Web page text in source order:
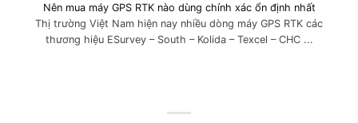
Nên mua máy GPS RTK nào dùng chính xác ổn định nhất
Thị trường Việt Nam hiện nay nhiều dòng máy GPS RTK các
thương hiệu ESurvey – South – Kolida – Texcel – CHC ...